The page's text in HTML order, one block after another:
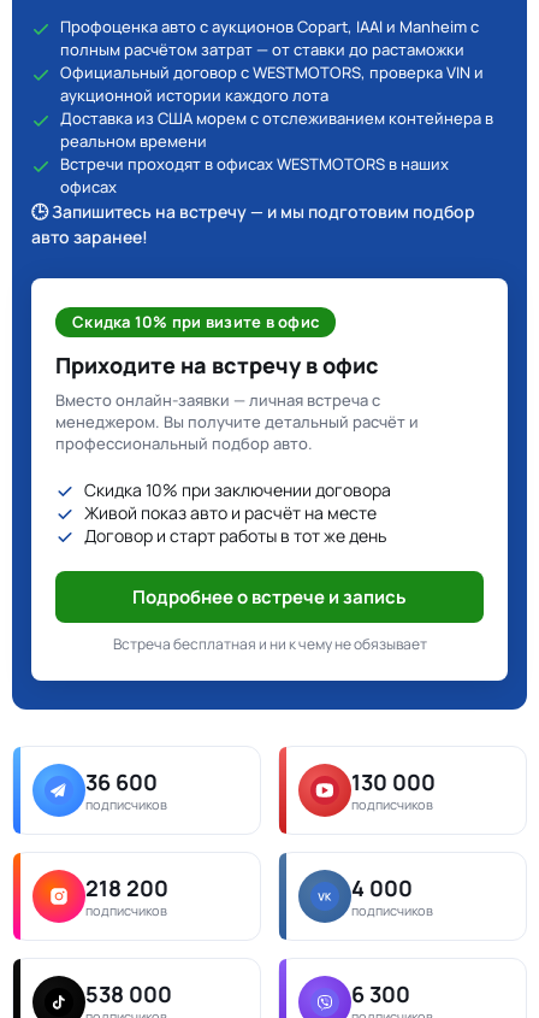
Профоценка авто с аукционов Copart, IAAI и Manheim с
полным расчётом затрат — от ставки до растаможки
Официальный договор с WESTMOTORS, проверка VIN и
аукционной истории каждого лота
Доставка из США морем с отслеживанием контейнера в
реальном времени
Встречи проходят в офисах WESTMOTORS в наших
офисах
🕒 Запишитесь на встречу — и мы подготовим подбор
авто заранее!
Скидка 10% при визите в офис
Приходите на встречу в офис
Вместо онлайн-заявки — личная встреча с
менеджером. Вы получите детальный расчёт и
профессиональный подбор авто.
Скидка 10% при заключении договора
Живой показ авто и расчёт на месте
Договор и старт работы в тот же день
Подробнее о встрече и запись
Встреча бесплатная и ни к чему не обязывает
36 600
подписчиков
130 000
подписчиков
218 200
подписчиков
4 000
подписчиков
538 000 6 300